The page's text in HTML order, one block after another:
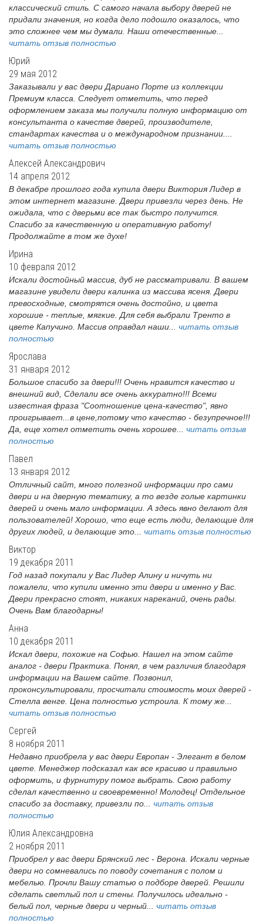
классический стиль. С самого начала выбору дверей не
придали значения, но когда дело подошло оказалось, что
это сложнее чем мы думали. Наши отечественные...
читать отзыв полностью
Юрий
29 мая 2012
Заказывали у вас двери Дариано Порте из коллекции
Премиум класса. Следует отметить, что перед
оформлением заказа мы получили полную информацию от
консультанта о качестве дверей, производителе,
стандартах качества и о международном признании....
читать отзыв полностью
Алексей Александрович
14 апреля 2012
В декабре прошлого года купила двери Виктория Лидер в
этом интернет магазине. Двери привезли через день. Не
ожидала, что с дверьми все так быстро получится.
Спасибо за качественную и оперативную работу!
Продолжайте в том же духе!
Ирина
10 февраля 2012
Искали достойный массив, дуб не рассматривали. В вашем
магазине увидели двери калинка из массива ясеня. Двери
превосходные, смотрятся очень достойно, и цвета
хорошие - теплые, мягкие. Для себя выбрали Тренто в
цвете Капучино. Массив оправдал наши... читать отзыв
полностью
Ярослава
31 января 2012
Большое спасибо за двери!!! Очень нравится качество и
внешний вид, Сделали все очень аккуратно!!! Всеми
известная фраза "Соотношение цена-качество", явно
проигрывает...в цене,потому что качество - безупречное!!!
Да, еще хотел отметить очень хорошее... читать отзыв
полностью
Павел
13 января 2012
Отличный сайт, много полезной информации про сами
двери и на дверную тематику, а то везде голые картинки
дверей и очень мало информации. А здесь явно делают для
пользователей! Хорошо, что еще есть люди, делающие для
других людей, и делающие это... читать отзыв полностью
Виктор
19 декабря 2011
Год назад покупали у Вас Лидер Алину и ничуть ни
пожалели, что купили именно эти двери и именно у Вас.
Двери прекрасно стоят, никаких нареканий, очень рады.
Очень Вам благодарны!
Анна
10 декабря 2011
Искал двери, похожие на Софью. Нашел на этом сайте
аналог - двери Практика. Понял, в чем различия благодаря
информации на Вашем сайте. Позвонил,
проконсультировали, просчитали стоимость моих дверей -
Стелла венге. Цена полностью устроила. К тому же...
читать отзыв полностью
Сергей
8 ноября 2011
Недавно приобрела у вас двери Европан - Элегант в белом
цвете. Менеджер подсказал как все красиво и правильно
оформить, и фурнитуру помог выбрать. Свою работу
сделал качественно и своевременно! Молодец! Отдельное
спасибо за доставку, привезли по... читать отзыв
полностью
Юлия Александровна
2 ноября 2011
Приобрел у вас двери Брянский лес - Верона. Искали черные
двери но сомневались по поводу сочетания с полом и
мебелью. Прочли Вашу статью о подборе дверей. Решили
сделать светлый пол и стены. Получилось идеально -
белый пол, черные двери и черный... читать отзыв
полностью